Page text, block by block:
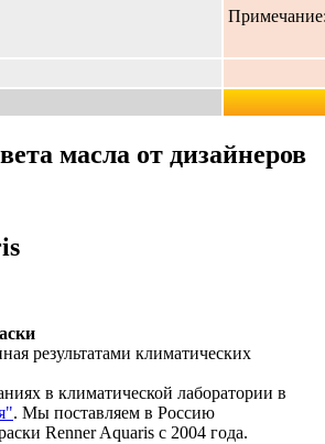
масла от дизайнеров
результатами климатических
в климатической лаборатории в
. Мы поставляем в Россию
Renner Aquaris с 2004 года.